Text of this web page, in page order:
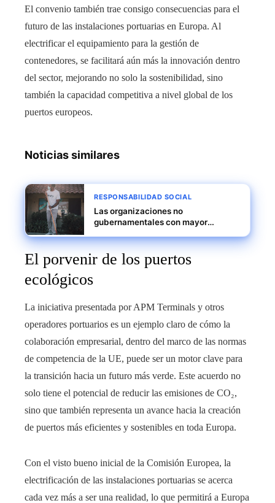
El convenio también trae consigo consecuencias para el
futuro de las instalaciones portuarias en Europa. Al
electrificar el equipamiento para la gestión de
contenedores, se facilitará aún más la innovación dentro
del sector, mejorando no solo la sostenibilidad, sino
también la capacidad competitiva a nivel global de los
puertos europeos.
Noticias similares
RESPONSABILIDAD SOCIAL
Las organizaciones no
gubernamentales con mayor
El porvenir de los puertos
ecológicos
La iniciativa presentada por APM Terminals y otros
operadores portuarios es un ejemplo claro de cómo la
colaboración empresarial, dentro del marco de las normas
de competencia de la UE, puede ser un motor clave para
la transición hacia un futuro más verde. Este acuerdo no
solo tiene el potencial de reducir las emisiones de CO₂,
sino que también representa un avance hacia la creación
de puertos más eficientes y sostenibles en toda Europa.
Con el visto bueno inicial de la Comisión Europea, la
electrificación de las instalaciones portuarias se acerca
cada vez más a ser una realidad, lo que permitirá a Europa